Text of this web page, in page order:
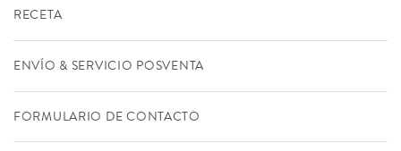
RECETA
ENVÍO & SERVICIO POSVENTA
FORMULARIO DE CONTACTO